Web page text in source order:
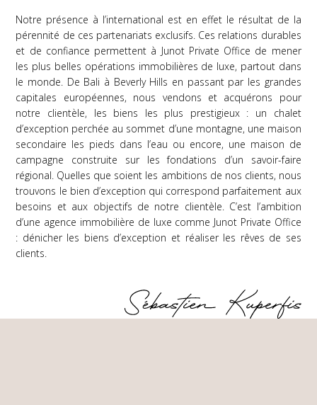
Notre présence à l’international est en effet le résultat de la
pérennité de ces partenariats exclusifs. Ces relations durables
et de confiance permettent à Junot Private Office de mener
les plus belles opérations immobilières de luxe, partout dans
le monde. De Bali à Beverly Hills en passant par les grandes
capitales européennes, nous vendons et acquérons pour
notre clientèle, les biens les plus prestigieux : un chalet
d’exception perchée au sommet d’une montagne, une maison
secondaire les pieds dans l’eau ou encore, une maison de
campagne construite sur les fondations d’un savoir-faire
régional. Quelles que soient les ambitions de nos clients, nous
trouvons le bien d’exception qui correspond parfaitement aux
besoins et aux objectifs de notre clientèle. C’est l’ambition
d’une agence immobilière de luxe comme Junot Private Office
: dénicher les biens d’exception et réaliser les rêves de ses
clients.